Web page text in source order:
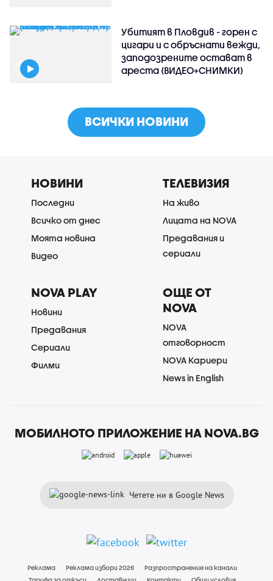
Убитият в Пловдив - горен с
цигари и с обръснати вежди,
заподозрените остават в
ареста (ВИДЕО+СНИМКИ)
ВСИЧКИ НОВИНИ
НОВИНИ
Последни
Всичко от днес
Моята новина
Видео
ТЕЛЕВИЗИЯ
На живо
Лицата на NOVA
Предавания и
сериали
NOVA PLAY
Новини
Предавания
Сериали
Филми
ОЩЕ ОТ
NOVA
NOVA
отговорност
NOVA Кариери
News in English
МОБИЛНОТО ПРИЛОЖЕНИЕ НА NOVA.BG
Четете ни в Google News
Реклама Реклама избори 2026
Разпространение на канали
Тарифа за откъси
Доставчици Контакти Общи условия